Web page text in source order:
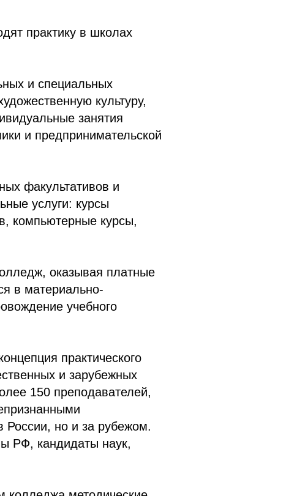
практику в школах
и специальных
культуру,
занятия
и предпринимательской
факультативов и
услуги: курсы
компьютерные курсы,
оказывая платные
в материально-
учебного
практического
и зарубежных
150 преподавателей,
России, но и за рубежом.
РФ, кандидаты наук,